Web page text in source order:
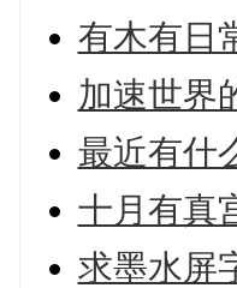
有木有日
加速世界
最近有什
十月有真
求墨水屏